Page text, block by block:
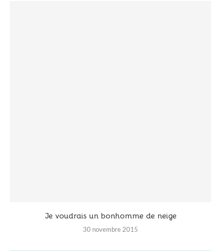
Je voudrais un bonhomme de neige
30 novembre 2015